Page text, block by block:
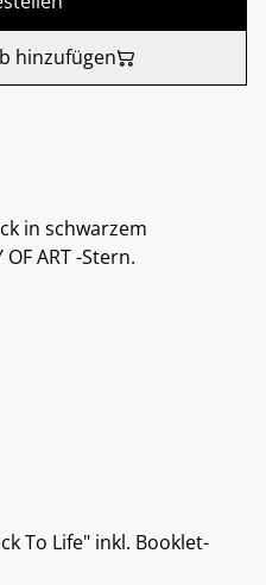
hinzufügen
in schwarzem
ART -Stern.
To Life" inkl. Booklet-